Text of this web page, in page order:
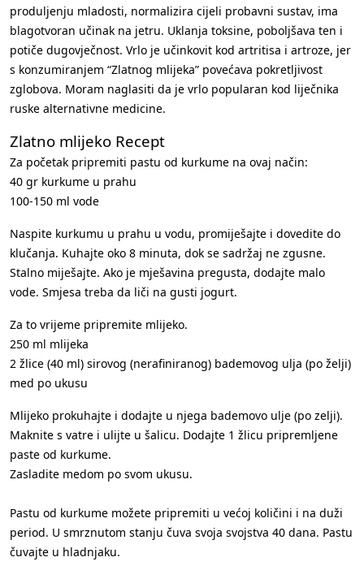
produljenju mladosti, normalizira cijeli probavni sustav, ima
blagotvoran učinak na jetru. Uklanja toksine, poboljšava ten i
potiče dugovječnost. Vrlo je učinkovit kod artritisa i artroze, jer
s konzumiranjem “Zlatnog mlijeka” povećava pokretljivost
zglobova. Moram naglasiti da je vrlo popularan kod liječnika
ruske alternativne medicine.
Zlatno mlijeko Recept
Za početak pripremiti pastu od kurkume na ovaj način:
40 gr kurkume u prahu
100-150 ml vode
Naspite kurkumu u prahu u vodu, promiješajte i dovedite do
klučanja. Kuhajte oko 8 minuta, dok se sadržaj ne zgusne.
Stalno miješajte. Ako je mješavina pregusta, dodajte malo
vode. Smjesa treba da liči na gusti jogurt.
Za to vrijeme pripremite mlijeko.
250 ml mlijeka
2 žlice (40 ml) sirovog (nerafiniranog) bademovog ulja (po želji)
med po ukusu
Mlijeko prokuhajte i dodajte u njega bademovo ulje (po zelji).
Maknite s vatre i ulijte u šalicu. Dodajte 1 žlicu pripremljene
paste od kurkume.
Zasladite medom po svom ukusu.
Pastu od kurkume možete pripremiti u većoj količini i na duži
period. U smrznutom stanju čuva svoja svojstva 40 dana. Pastu
čuvajte u hladnjaku.